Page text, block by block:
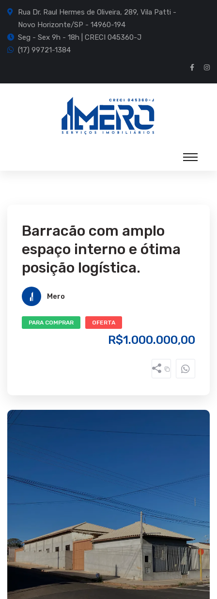
Rua Dr. Raul Hermes de Oliveira, 289, Vila Patti -
Novo Horizonte/SP - 14960-194
Seg - Sex 9h - 18h | CRECI 045360-J
(17) 99721-1384
Barracão com amplo
espaço interno e ótima
posição logística.
Mero
PARA COMPRAR OFERTA
R$1.000.000,00